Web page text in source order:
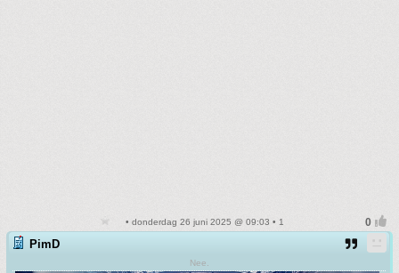
• donderdag 26 juni 2025 @ 09:03 • 1
PimD
Nee.